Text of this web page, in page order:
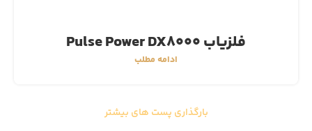
فلزیاب Pulse Power DX8000
ادامه مطلب
بارگذاری پست های بیشتر